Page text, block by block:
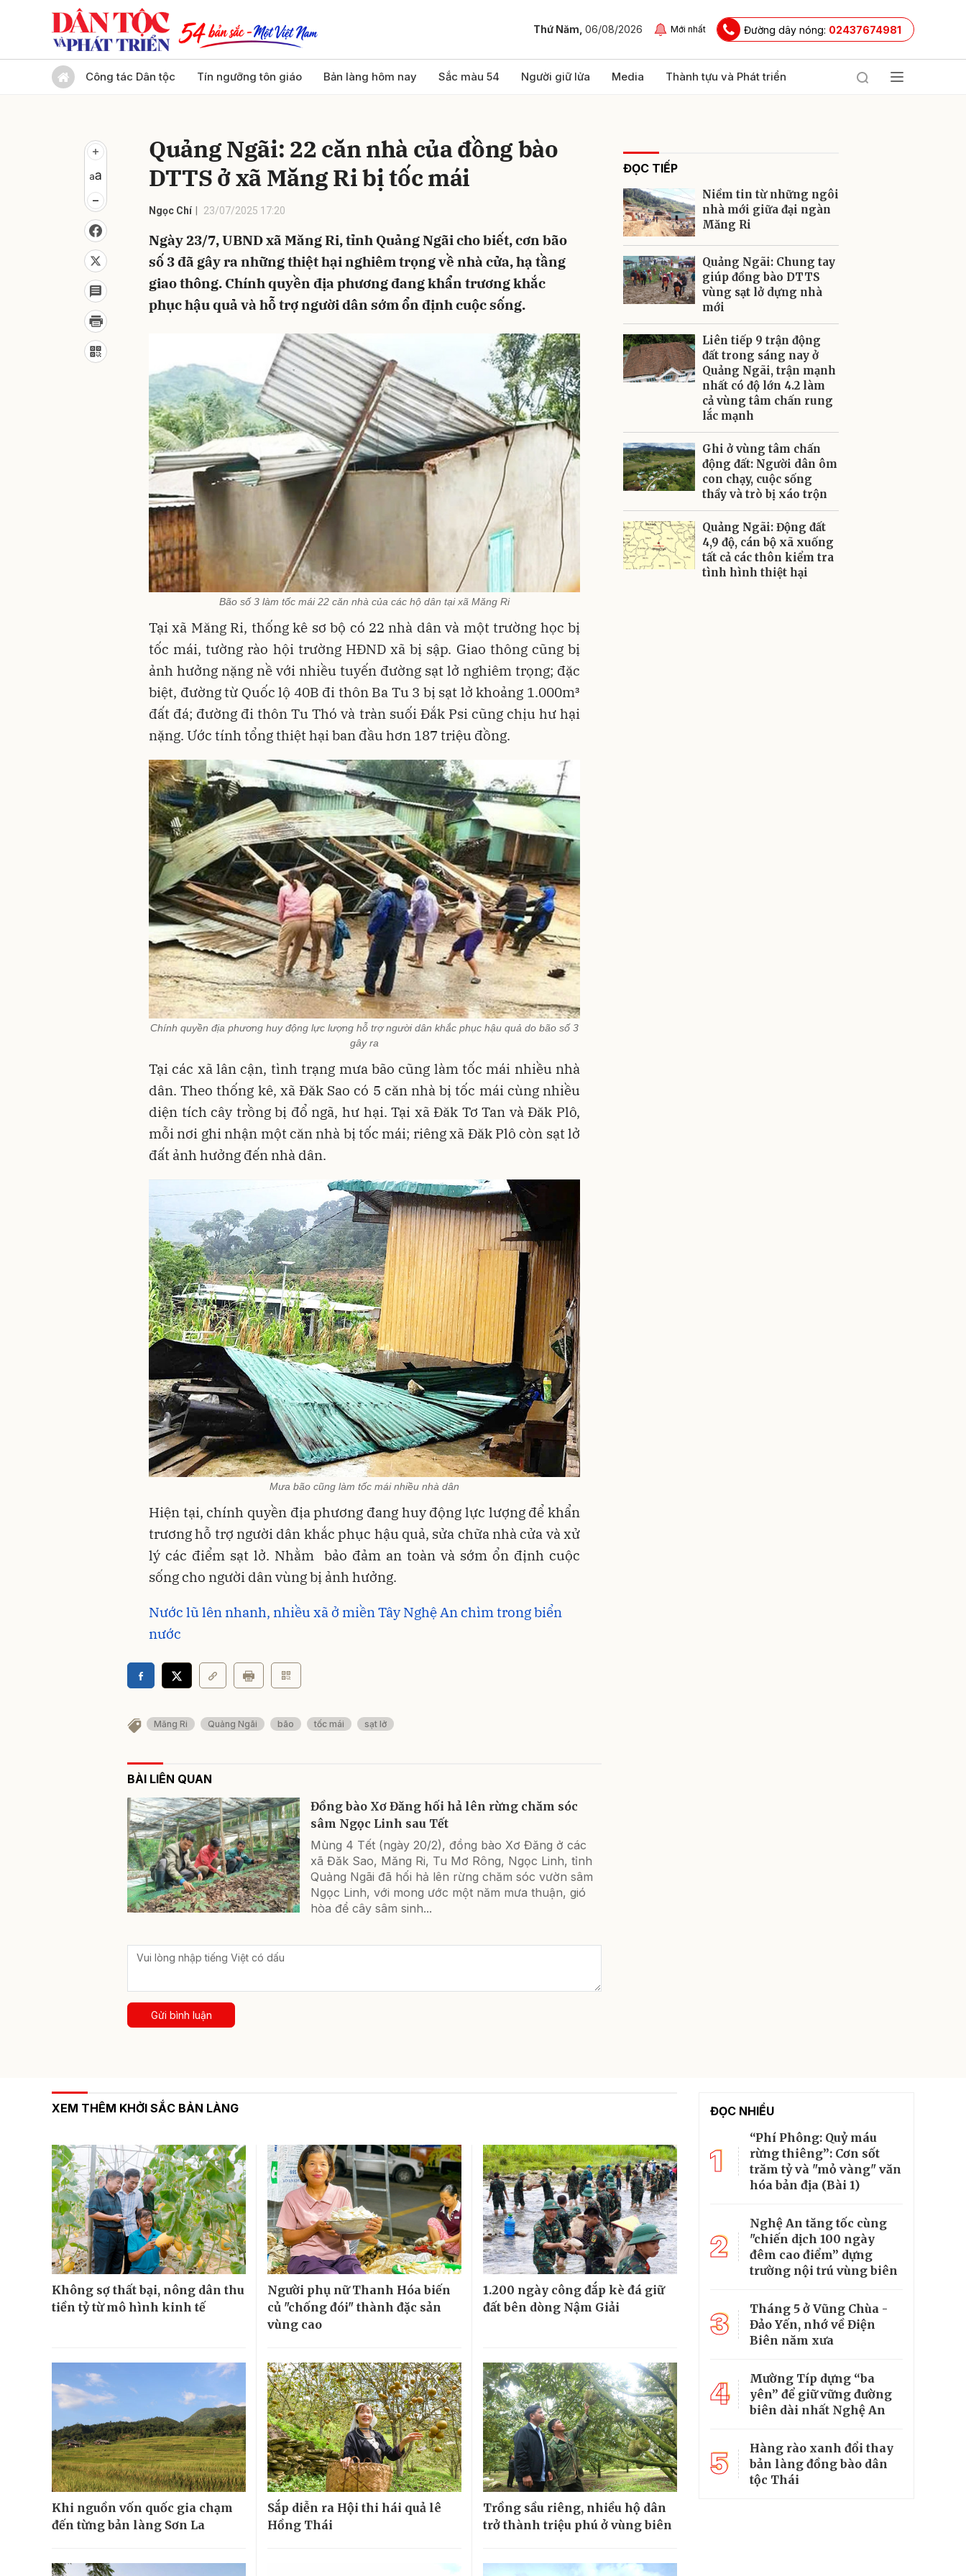
Thứ Năm, 06/08/2026 Mới nhất Đường dây nóng: 02437674981
Công tác Dân tộc Tín ngưỡng tôn giáo Bản làng hôm nay Sắc màu 54 Người giữ lửa Media Thành tựu và Phát triển
Quảng Ngãi: 22 căn nhà của đồng bào
DTTS ở xã Măng Ri bị tốc mái
Ngọc Chí 23/07/2025 17:20
Ngày 23/7, UBND xã Măng Ri, tỉnh Quảng Ngãi cho biết, cơn bão
số 3 đã gây ra những thiệt hại nghiêm trọng về nhà cửa, hạ tầng
giao thông. Chính quyền địa phương đang khẩn trương khắc
phục hậu quả và hỗ trợ người dân sớm ổn định cuộc sống.
Bão số 3 làm tốc mái 22 căn nhà của các hộ dân tại xã Măng Ri
Tại xã Măng Ri, thống kê sơ bộ có 22 nhà dân và một trường học bị
tốc mái, tường rào hội trường HĐND xã bị sập. Giao thông cũng bị
ảnh hưởng nặng nề với nhiều tuyến đường sạt lở nghiêm trọng; đặc
biệt, đường từ Quốc lộ 40B đi thôn Ba Tu 3 bị sạt lở khoảng 1.000m³
đất đá; đường đi thôn Tu Thó và tràn suối Đắk Psi cũng chịu hư hại
nặng. Ước tính tổng thiệt hại ban đầu hơn 187 triệu đồng.
Chính quyền địa phương huy động lực lượng hỗ trợ người dân khắc phục hậu quả do bão số 3
gây ra
Tại các xã lân cận, tình trạng mưa bão cũng làm tốc mái nhiều nhà
dân. Theo thống kê, xã Đăk Sao có 5 căn nhà bị tốc mái cùng nhiều
diện tích cây trồng bị đổ ngã, hư hại. Tại xã Đăk Tơ Tan vàĐăk Plô,
mỗi nơi ghi nhận một căn nhà bị tốc mái; riêng xã Đăk Plô còn sạt lở
đất ảnh hưởng đến nhà dân.
Mưa bão cũng làm tốc mái nhiều nhà dân
Hiện tại, chính quyền địa phương đang huy động lực lượng để khẩn
trương hỗ trợ người dân khắc phục hậu quả, sửa chữa nhà cửa và xử
lý các điểm sạt lở. Nhằm bảo đảm an toàn và sớm ổn định cuộc
sống cho người dân vùng bị ảnh hưởng.
Nước lũ lên nhanh, nhiều xã ở miền Tây Nghệ An chìm trong biển
nước
Măng Ri Quảng Ngãi bão tốc mái sạt lở
BÀI LIÊN QUAN
Đồng bào Xơ Đăng hối hả lên rừng chăm sóc
sâm Ngọc Linh sau Tết
Mùng 4 Tết (ngày 20/2), đồng bào Xơ Đăng ở các
xã Đăk Sao, Măng Ri, Tu Mơ Rông, Ngọc Linh, tỉnh
Quảng Ngãi đã hối hả lên rừng chăm sóc vườn sâm
Ngọc Linh, với mong ước một năm mưa thuận, gió
hòa để cây sâm sinh...
Gửi bình luận
ĐỌC TIẾP
Niềm tin từ những ngôi
nhà mới giữa đại ngàn
Măng Ri
Quảng Ngãi: Chung tay
giúp đồng bào DTTS
vùng sạt lở dựng nhà
mới
Liên tiếp 9 trận động
đất trong sáng nay ở
Quảng Ngãi, trận mạnh
nhất có độ lớn 4.2 làm
cả vùng tâm chấn rung
lắc mạnh
Ghi ở vùng tâm chấn
động đất: Người dân ôm
con chạy, cuộc sống
thầy và trò bị xáo trộn
Quảng Ngãi: Động đất
4,9 độ, cán bộ xã xuống
tất cả các thôn kiểm tra
tình hình thiệt hại
XEM THÊM KHỞI SẮC BẢN LÀNG
Không sợ thất bại, nông dân thu
tiền tỷ từ mô hình kinh tế
Người phụ nữ Thanh Hóa biến
củ "chống đói" thành đặc sản
vùng cao
1.200 ngày công đắp kè đá giữ
đất bên dòng Nậm Giải
Khi nguồn vốn quốc gia chạm
đến từng bản làng Sơn La
Sắp diễn ra Hội thi hái quả lê
Hồng Thái
Trồng sầu riêng, nhiều hộ dân
trở thành triệu phú ở vùng biên
ĐỌC NHIỀU
1
“Phí Phông: Quỷ máu
rừng thiêng”: Cơn sốt
trăm tỷ và "mỏ vàng" văn
hóa bản địa (Bài 1)
2
Nghệ An tăng tốc cùng
"chiến dịch 100 ngày
đêm cao điểm” dựng
trường nội trú vùng biên
3
Tháng 5 ở Vũng Chùa -
Đảo Yến, nhớ về Điện
Biên năm xưa
4
Mường Típ dựng “ba
yên” để giữ vững đường
biên dài nhất Nghệ An
5
Hàng rào xanh đổi thay
bản làng đồng bào dân
tộc Thái
Gửi bình luận
Gửi